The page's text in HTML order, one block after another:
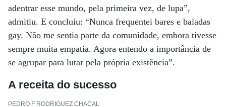
adentrar esse mundo, pela primeira vez, de lupa”,
admitiu. E concluiu: “Nunca frequentei bares e baladas
gay. Não me sentia parte da comunidade, embora tivesse
sempre muita empatia. Agora entendo a importância de
se agrupar para lutar pela própria existência”.
A receita do sucesso
PEDRO F RODRIGUEZ CHACAL